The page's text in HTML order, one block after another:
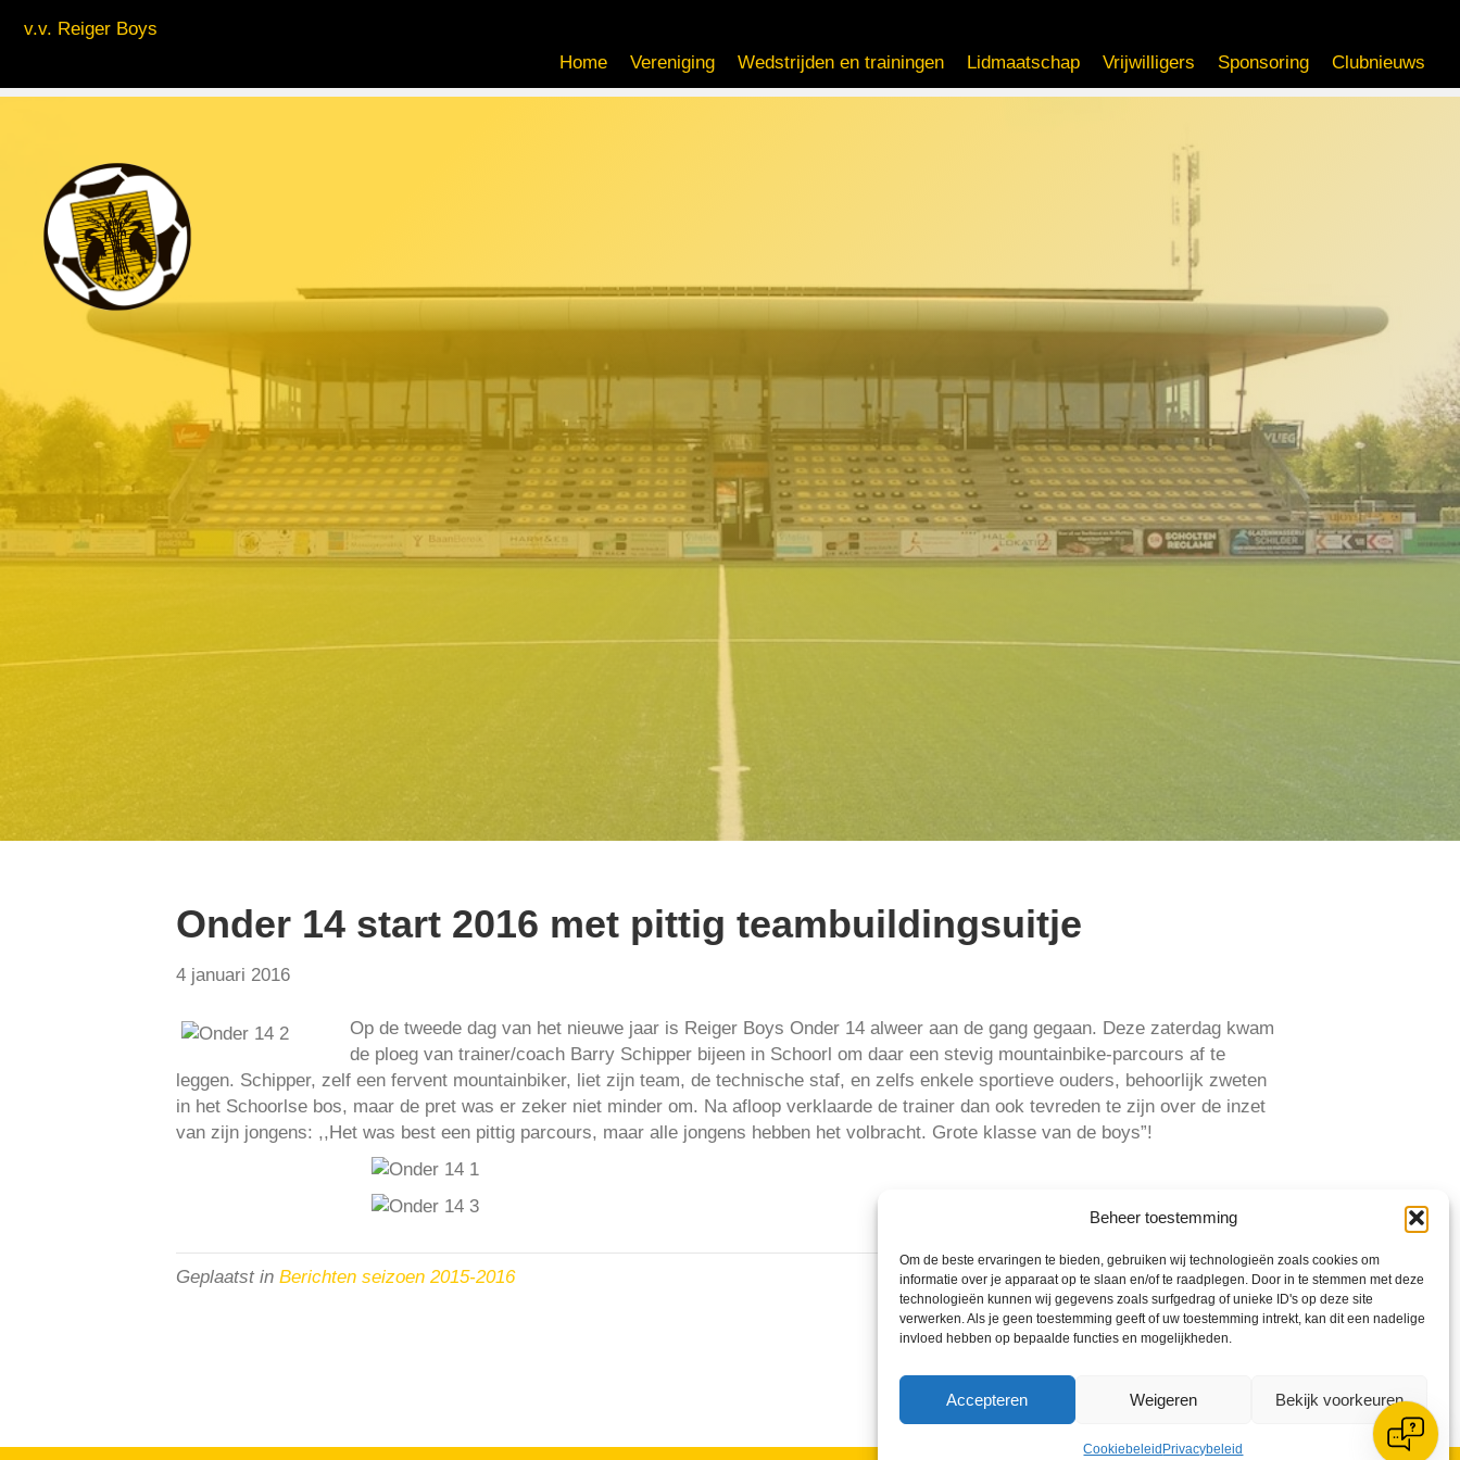
Beheer toestemming
Om de beste ervaringen te bieden, gebruiken wij technologieën zoals cookies om
informatie over je apparaat op te slaan en/of te raadplegen. Door in te stemmen met deze
technologieën kunnen wij gegevens zoals surfgedrag of unieke ID's op deze site
verwerken. Als je geen toestemming geeft of uw toestemming intrekt, kan dit een nadelige
invloed hebben op bepaalde functies en mogelijkheden.
Accepteren Weigeren Bekijk voorkeuren
Cookiebeleid Privacybeleid
v.v. Reiger Boys
Home
Vereniging Wedstrijden en trainingen Lidmaatschap Vrijwilligers Sponsoring Clubnieuws
Onder 14 start 2016 met pittig teambuildingsuitje
4 januari 2016
Op de tweede dag van het nieuwe jaar is Reiger Boys Onder 14 alweer aan de gang gegaan. Deze zaterdag kwam
de ploeg van trainer/coach Barry Schipper bijeen in Schoorl om daar een stevig mountainbike-parcours af te
leggen. Schipper, zelf een fervent mountainbiker, liet zijn team, de technische staf, en zelfs enkele sportieve ouders, behoorlijk zweten
in het Schoorlse bos, maar de pret was er zeker niet minder om. Na afloop verklaarde de trainer dan ook tevreden te zijn over de inzet
van zijn jongens: ,,Het was best een pittig parcours, maar alle jongens hebben het volbracht. Grote klasse van de boys”!
Geplaatst in Berichten seizoen 2015-2016